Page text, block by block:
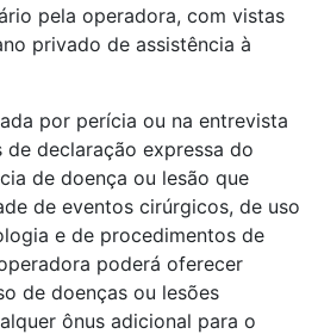
pela operadora, com vistas
privado de assistência à
por perícia ou na entrevista
declaração expressa do
de doença ou lesão que
de eventos cirúrgicos, de uso
e de procedimentos de
poderá oferecer
de doenças ou lesões
ônus adicional para o